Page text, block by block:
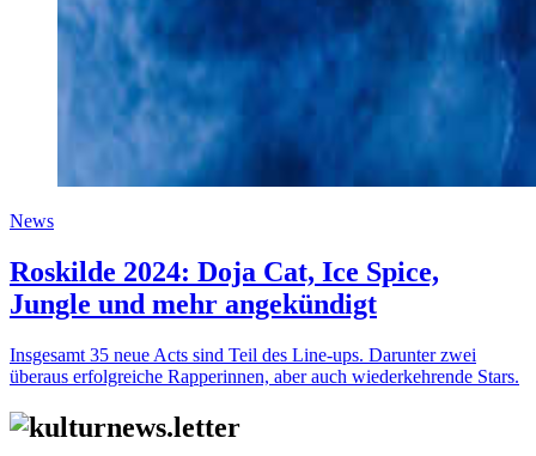
News
Roskilde 2024: Doja Cat, Ice Spice,
Jungle und mehr angekündigt
Insgesamt 35 neue Acts sind Teil des Line-ups. Darunter zwei
überaus erfolgreiche Rapperinnen, aber auch wiederkehrende Stars.